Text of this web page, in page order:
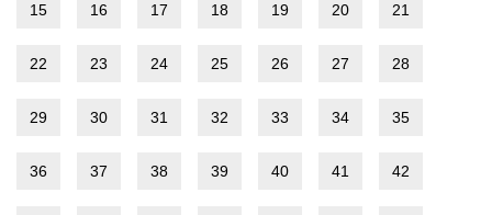
15 16 17 18 19 20 21
22 23 24 25 26 27 28
29 30 31 32 33 34 35
36 37 38 39 40 41 42